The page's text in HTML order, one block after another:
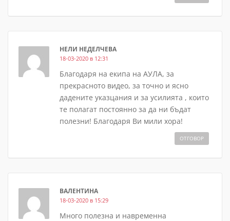
НЕЛИ НЕДЕЛЧЕВА
18-03-2020 в 12:31
Благодаря на екипа на АУЛА, за
прекрасното видео, за точно и ясно
дадените указцания и за усилията , които
те полагат постоянно за да ни бъдат
полезни! Благодаря Ви мили хора!
ОТГОВОР
ВАЛЕНТИНА
18-03-2020 в 15:29
Много полезна и навременна